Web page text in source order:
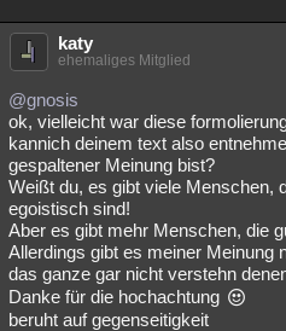
katy
ehemaliges Mitglied
@gnosis
ok, vielleicht war diese
kannich deinem text also
gespaltener Meinung bist?
Weißt du, es gibt viele Menschen,
egoistisch sind!
Aber es gibt mehr Menschen, die
Allerdings gibt es meiner Meinung
das ganze gar nicht verstehn
Danke für die hochachtung
beruht auf gegenseitigkeit